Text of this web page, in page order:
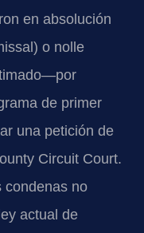
en absolución
o nolle
de primer
una petición de
Circuit Court.
condenas no
actual de